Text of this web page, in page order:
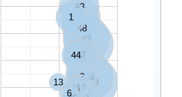
25
39
18
42
43
48
33
17
1
2
44
10
24
40
6
13